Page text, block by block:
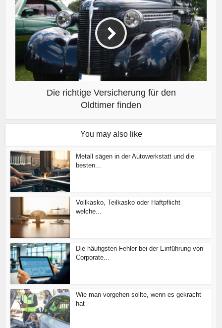
Die richtige Versicherung für den
Oldtimer finden
You may also like
Metall sägen in der Autowerkstatt und die
besten...
Vollkasko, Teilkasko oder Haftpflicht
welche...
Die häufigsten Fehler bei der Einführung von
Corporate...
Wie man vorgehen sollte, wenn es gekracht
hat